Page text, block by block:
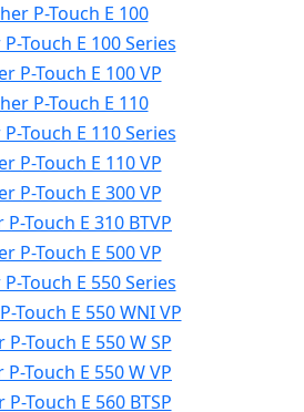
P-Touch E 100
Touch E 100 Series
P-Touch E 100 VP
P-Touch E 110
Touch E 110 Series
P-Touch E 110 VP
P-Touch E 300 VP
Touch E 310 BTVP
P-Touch E 500 VP
Touch E 550 Series
Touch E 550 WNI VP
Touch E 550 W SP
Touch E 550 W VP
Touch E 560 BTSP